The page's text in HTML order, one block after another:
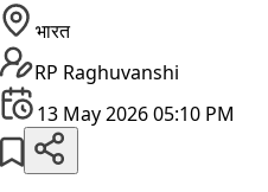
भारत
RP Raghuvanshi
13 May 2026 05:10 PM